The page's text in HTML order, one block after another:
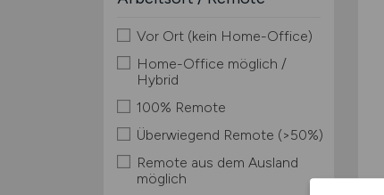
Vor Ort (kein Home-Office)
Home-Office möglich /
Hybrid
100% Remote
Überwiegend Remote (>50%)
Remote aus dem Ausland
möglich